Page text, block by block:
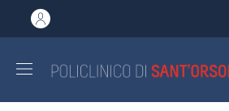
al contenuto principale
to footer content